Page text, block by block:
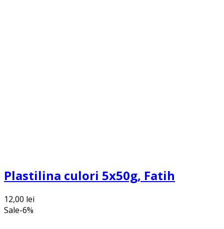
Plastilina culori 5x50g, Fatih
12,00 lei
Sale-6%